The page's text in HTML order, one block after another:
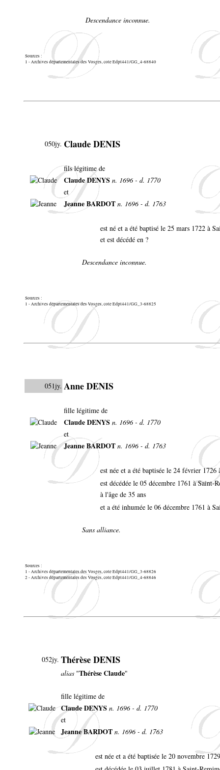
Descendance inconnue.
Sources :
1 - Archives départementales des Vosges, cote Edpt441/GG_4-68840
050jy. Claude DENIS
fils légitime de
Claude DENYS n. 1696 - d. 1770
et
Jeanne BARDOT n. 1696 - d. 1763
est né et a été baptisé le 25 mars 1722 à
et est décédé en ?
Descendance inconnue.
Sources :
1 - Archives départementales des Vosges, cote Edpt441/GG_3-68825
051jy. Anne DENIS
fille légitime de
Claude DENYS n. 1696 - d. 1770
et
Jeanne BARDOT n. 1696 - d. 1763
est née et a été baptisée le 24 février
est décédée le 05 décembre 1761 à Saint-
à l'âge de 35 ans
et a été inhumée le 06 décembre 1761 à
Sans alliance.
Sources :
1 - Archives départementales des Vosges, cote Edpt441/GG_3-68826
2 - Archives départementales des Vosges, cote Edpt441/GG_4-68846
052jy. Thérèse DENIS
alias "Thérèse Claude"
fille légitime de
Claude DENYS n. 1696 - d. 1770
et
Jeanne BARDOT n. 1696 - d. 1763
est née et a été baptisée le 20 novembre